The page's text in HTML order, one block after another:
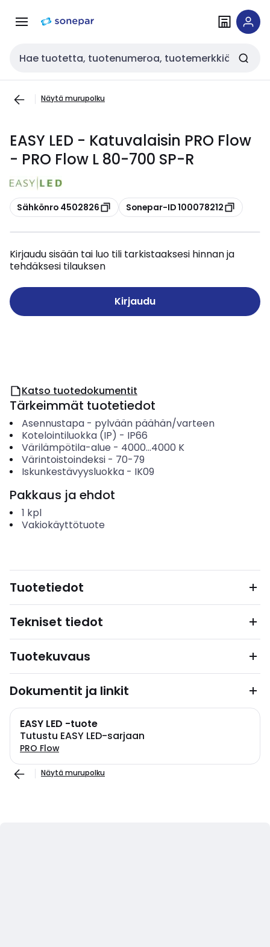
navigointiinsisältöön
Haku
Näytä murupolku
EASY LED - Katuvalaisin PRO Flow
- PRO Flow L 80-700 SP-R
Kopioi
Sähkönro 4502826 Kopioi
Sonepar-ID 100078212
Kirjaudu sisään tai luo tili tarkistaaksesi hinnan ja
tehdäksesi tilauksen
Kirjaudu
Katso tuotedokumentit
Tärkeimmät tuotetiedot
Asennustapa- pylvään päähän/varteen
Kotelointiluokka (IP) - IP66
Värilämpötila-alue - 4000...4000 K
Värintoistoindeksi- 70-79
Iskunkestävyysluokka- IK09
Pakkaus ja ehdot
1 kpl
Vakiokäyttötuote
Tuotetiedot
Tekniset tiedot
Tuotekuvaus
Dokumentit ja linkit
EASY LED -tuote
Tutustu EASY LED-sarjaan
PRO Flow
Näytä murupolku